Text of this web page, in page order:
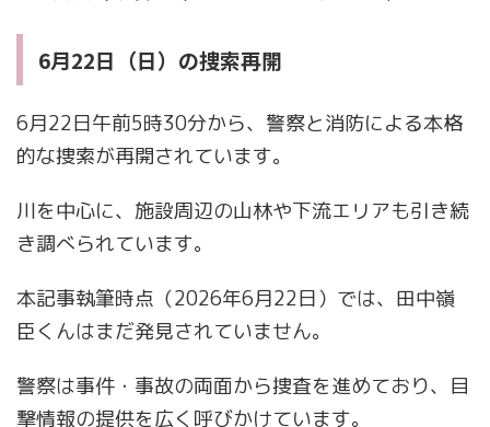
6月22日（日）の捜索再開
6月22日午前5時30分から、警察と消防による本格
的な捜索が再開されています。
川を中心に、施設周辺の山林や下流エリアも引き続
き調べられています。
本記事執筆時点（2026年6月22日）では、田中嶺
臣くんはまだ発見されていません。
警察は事件・事故の両面から捜査を進めており、目
撃情報の提供を広く呼びかけています。